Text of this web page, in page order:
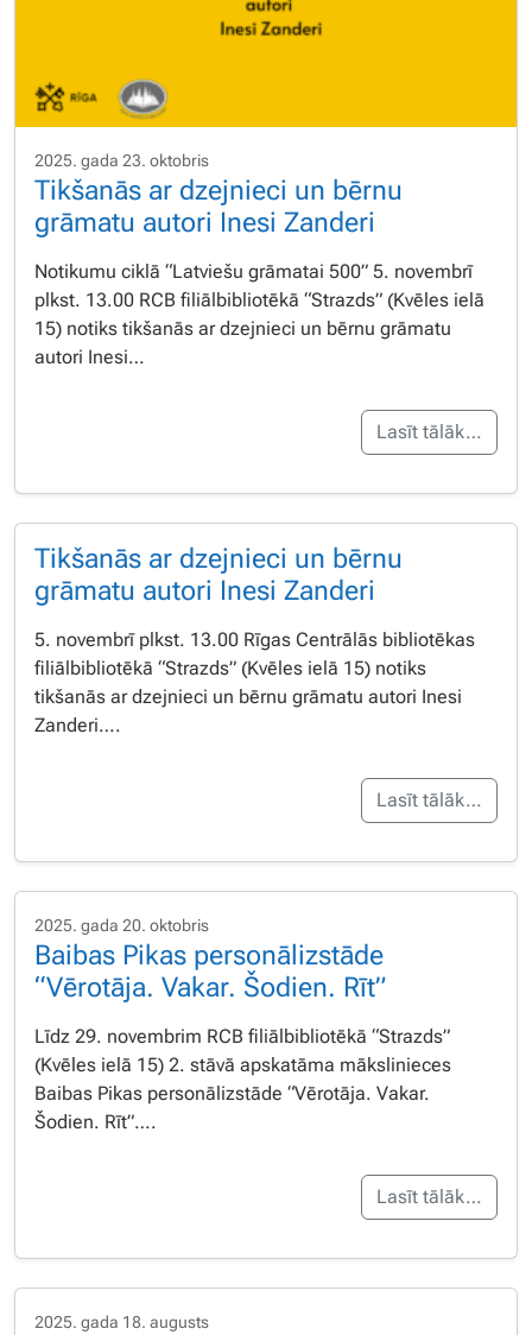
2025. gada 23. oktobris
Tikšanās ar dzejnieci un bērnu
grāmatu autori Inesi Zanderi
Notikumu ciklā “Latviešu grāmatai 500” 5. novembrī
plkst. 13.00 RCB filiālbibliotēkā “Strazds” (Kvēles ielā
15) notiks tikšanās ar dzejnieci un bērnu grāmatu
autori Inesi…
Lasīt tālāk…
Tikšanās ar dzejnieci un bērnu
grāmatu autori Inesi Zanderi
5. novembrī plkst. 13.00 Rīgas Centrālās bibliotēkas
filiālbibliotēkā “Strazds” (Kvēles ielā 15) notiks
tikšanās ar dzejnieci un bērnu grāmatu autori Inesi
Zanderi….
Lasīt tālāk…
2025. gada 20. oktobris
Baibas Pikas personālizstāde
“Vērotāja. Vakar. Šodien. Rīt”
Līdz 29. novembrim RCB filiālbibliotēkā “Strazds”
(Kvēles ielā 15) 2. stāvā apskatāma mākslinieces
Baibas Pikas personālizstāde “Vērotāja. Vakar.
Šodien. Rīt”….
Lasīt tālāk…
2025. gada 18. augusts